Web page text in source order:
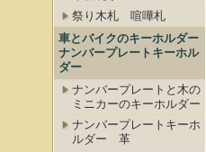
祭り木札 喧嘩札
車とバイクのキーホルダー
ナンバープレートキーホル
ダー
ナンバープレートと木の
ミニカーのキーホルダー
ナンバープレートキーホ
ルダー 革